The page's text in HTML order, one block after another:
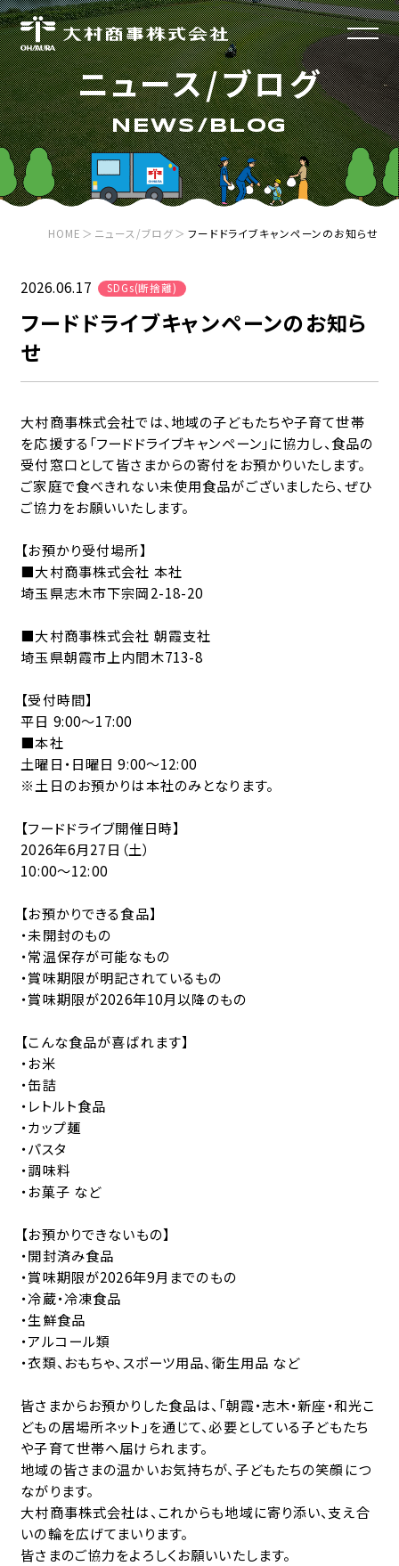
HOME ホーム
RECRUIT 採用情報
不用品回収/遺品整理/生前整理
仮設トイレレンタル
剪定枝・刈草の受入（木質系バイオマス）
市役所等受託業務
堆肥販売・食品リサイクル
薪販売
COMPANY 会社案内
代表ご挨拶
会社概要・沿革
SDGｓレポート
会社見学・出前講座
表彰
クチコミ
おもしろ地域SDGｓトップ
断捨離文化が進む地域
SDGsレポート提携団体の紹介
NEWS/BLOG ニュース/ブログ
SNS/MOVIE
動画一覧
X
X
CONTACT
プライバシーポリシー /
カスタマーハラスメント対応基本方針
特商法
社員専用ページ
お電話でのお問い合わせ
048-472-0328
個人の方はこちら
営業時間
ニュース/ブログ
NEWS/BLOG
HOME ニュース/ブログ フードドライブキャンペーンのお知らせ
2026.06.17 SDGs(断捨離)
フードドライブキャンペーンのお知ら
せ
大村商事株式会社では、地域の子どもたちや子育て世帯
を応援する「フードドライブキャンペーン」に協力し、食品の
受付窓口として皆さまからの寄付をお預かりいたします。
ご家庭で食べきれない未使用食品がございましたら、ぜひ
ご協力をお願いいたします。
【お預かり受付場所】
■大村商事株式会社 本社
埼玉県志木市下宗岡2-18-20
■大村商事株式会社 朝霞支社
埼玉県朝霞市上内間木713-8
【受付時間】
平日 9:00～17:00
■本社
土曜日・日曜日 9:00～12:00
※土日のお預かりは本社のみとなります。
【フードドライブ開催日時】
2026年6月27日（土）
10:00～12:00
【お預かりできる食品】
・未開封のもの
・常温保存が可能なもの
・賞味期限が明記されているもの
・賞味期限が2026年10月以降のもの
【こんな食品が喜ばれます】
・お米
・缶詰
・レトルト食品
・カップ麺
・パスタ
・調味料
・お菓子 など
【お預かりできないもの】
・開封済み食品
・賞味期限が2026年9月までのもの
・冷蔵・冷凍食品
・生鮮食品
・アルコール類
・衣類、おもちゃ、スポーツ用品、衛生用品 など
皆さまからお預かりした食品は、「朝霞・志木・新座・和光こ
どもの居場所ネット」を通じて、必要としている子どもたち
や子育て世帯へ届けられます。
地域の皆さまの温かいお気持ちが、子どもたちの笑顔につ
ながります。
大村商事株式会社は、これからも地域に寄り添い、支え合
いの輪を広げてまいります。
皆さまのご協力をよろしくお願いいたします。